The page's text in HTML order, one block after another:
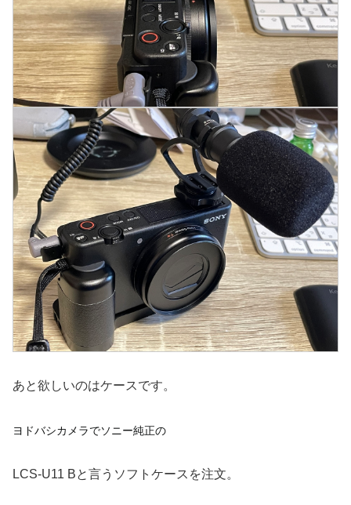
あと欲しいのはケースです。
ヨドバシカメラでソニー純正の
LCS-U11 Bと言うソフトケースを注文。